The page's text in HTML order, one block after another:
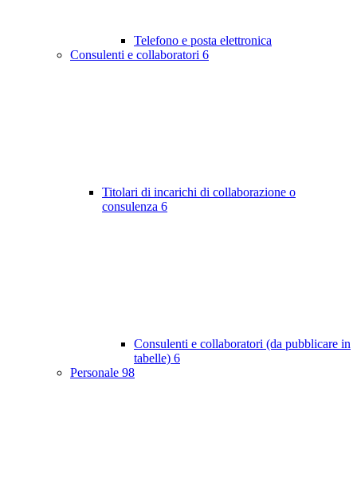
Telefono e posta elettronica
Consulenti e collaboratori 6
Titolari di incarichi di collaborazione o
consulenza 6
Consulenti e collaboratori (da pubblicare in
tabelle) 6
Personale 98